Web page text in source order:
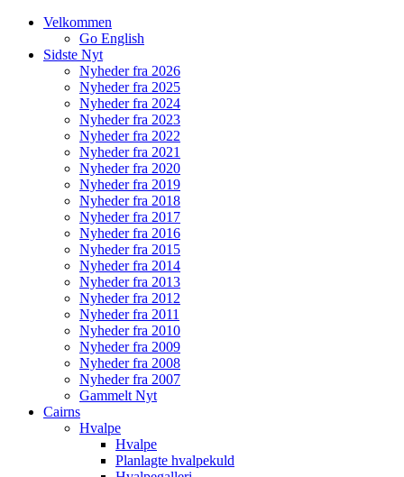
Velkommen
Go English
Sidste Nyt
Nyheder fra 2026
Nyheder fra 2025
Nyheder fra 2024
Nyheder fra 2023
Nyheder fra 2022
Nyheder fra 2021
Nyheder fra 2020
Nyheder fra 2019
Nyheder fra 2018
Nyheder fra 2017
Nyheder fra 2016
Nyheder fra 2015
Nyheder fra 2014
Nyheder fra 2013
Nyheder fra 2012
Nyheder fra 2011
Nyheder fra 2010
Nyheder fra 2009
Nyheder fra 2008
Nyheder fra 2007
Gammelt Nyt
Cairns
Hvalpe
Hvalpe
Planlagte hvalpekuld